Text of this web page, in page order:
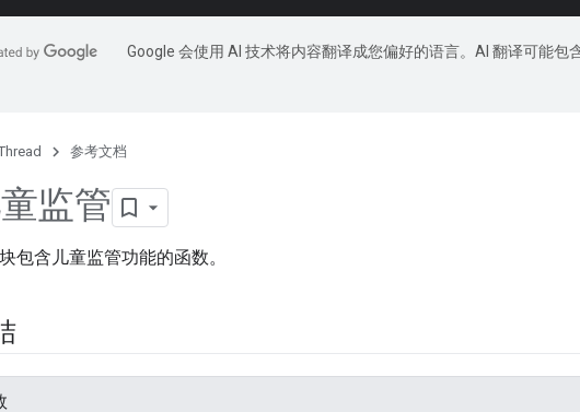
Google 会使用 AI 技术将内容翻译成您偏好的语言。AI 翻译可能包
参考文档
监管
包含儿童监管功能的函数。